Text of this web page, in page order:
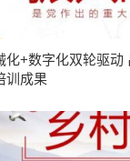
化+数字化双轮驱动
训成果